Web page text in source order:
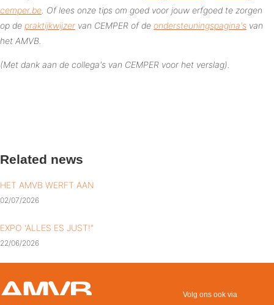
cemper.​be . Of lees onze tips om goed voor jouw erfgoed te zorgen
op de praktijkwijzer van CEMPER of de ondersteuningspagina's van
het AMVB.
(Met dank aan de collega's van CEMPER voor het verslag).
Related news
HET AMVB WERFT AAN
02/07/2026
EXPO 'ALLES ES JUST!"
22/06/2026
Volg ons ook via